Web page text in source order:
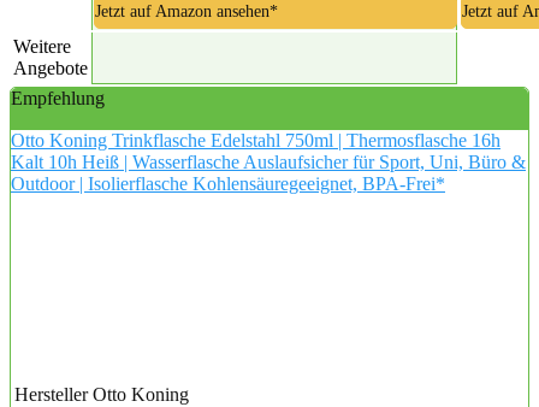
Jetzt auf Amazon ansehen* Jetzt auf
Weitere
Angebote
Empfehlung
Otto Koning Trinkflasche Edelstahl 750ml | Thermosflasche 16h
Kalt 10h Heiß | Wasserflasche Auslaufsicher für Sport, Uni, Büro &
Outdoor | Isolierflasche Kohlensäuregeeignet, BPA-Frei*
Hersteller Otto Koning